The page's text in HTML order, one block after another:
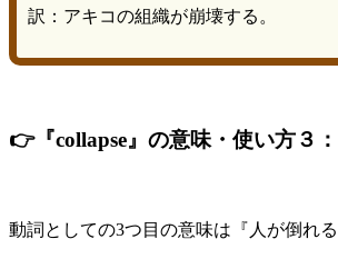
訳：アキコの組織が崩壊する。
👉『collapse』の意味・使い方３
動詞としての3つ目の意味は『人が倒れる